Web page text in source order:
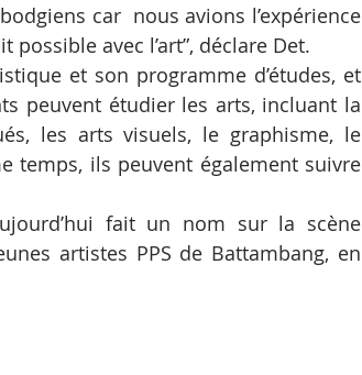
car  nous avions l’expérience
possible avec l’art”, déclare Det.
et son programme d’études, et
peuvent étudier les arts, incluant la
les arts visuels, le graphisme, le
temps, ils peuvent également suivre
fait un nom sur la scène
artistes PPS de Battambang, en